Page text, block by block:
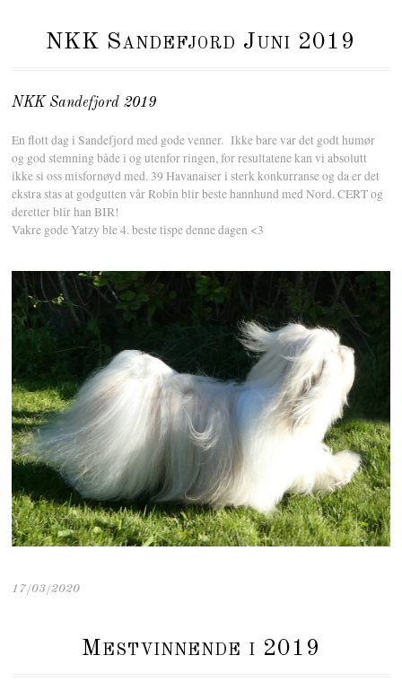
NKK Sandefjord Juni 2019
NKK Sandefjord 2019
En flott dag i Sandefjord med gode venner. Ikke bare var det godt humør
og god stemning både i og utenfor ringen, for resultatene kan vi absolutt
ikke si oss misfornøyd med. 39 Havanaiser i sterk konkurranse og da er det
ekstra stas at godgutten vår Robin blir beste hannhund med Nord. CERT og
deretter blir han BIR!
Vakre gode Yatzy ble 4. beste tispe denne dagen <3
17/03/2020
Mestvinnende i 2019